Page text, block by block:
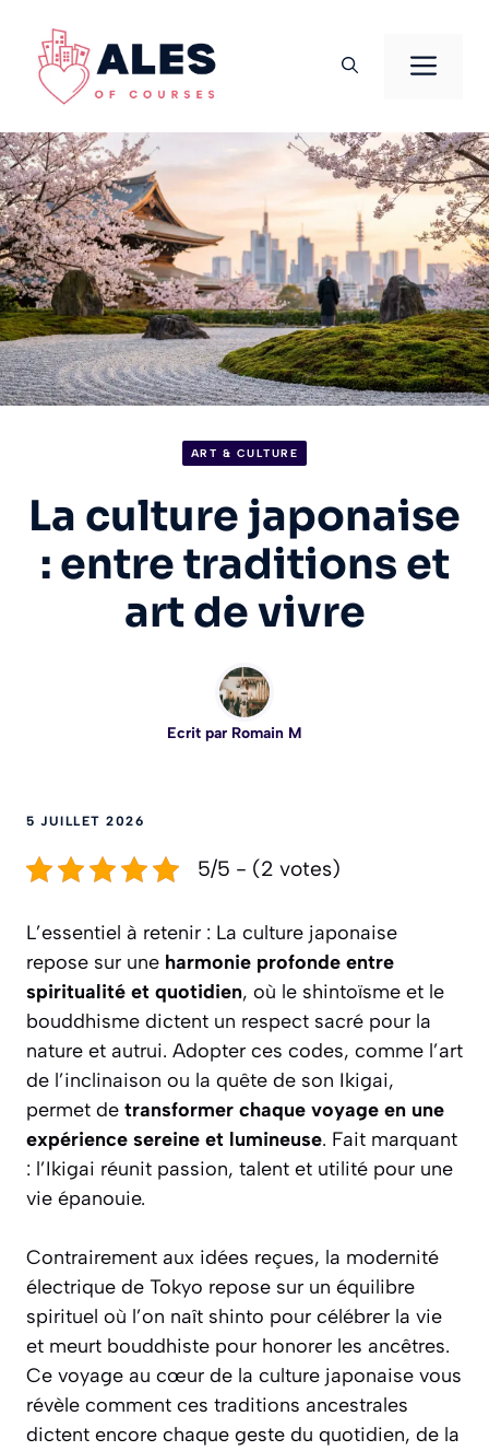
contenu
ART & CULTURE
La culture japonaise
: entre traditions et
art de vivre
Ecrit par Romain M
5 JUILLET 2026
5/5 - (2 votes)
L’essentiel à retenir : La culture japonaise
repose sur une harmonie profonde entre
spiritualité et quotidien, où le shintoïsme et le
bouddhisme dictent un respect sacré pour la
nature et autrui. Adopter ces codes, comme l’art
de l’inclinaison ou la quête de son Ikigai,
permet de transformer chaque voyage en une
expérience sereine et lumineuse. Fait marquant
: l’Ikigai réunit passion, talent et utilité pour une
vie épanouie.
Contrairement aux idées reçues, la modernité
électrique de Tokyo repose sur un équilibre
spirituel où l’on naît shinto pour célébrer la vie
et meurt bouddhiste pour honorer les ancêtres.
Ce voyage au cœur de la culture japonaise vous
révèle comment ces traditions ancestrales
dictent encore chaque geste du quotidien, de la